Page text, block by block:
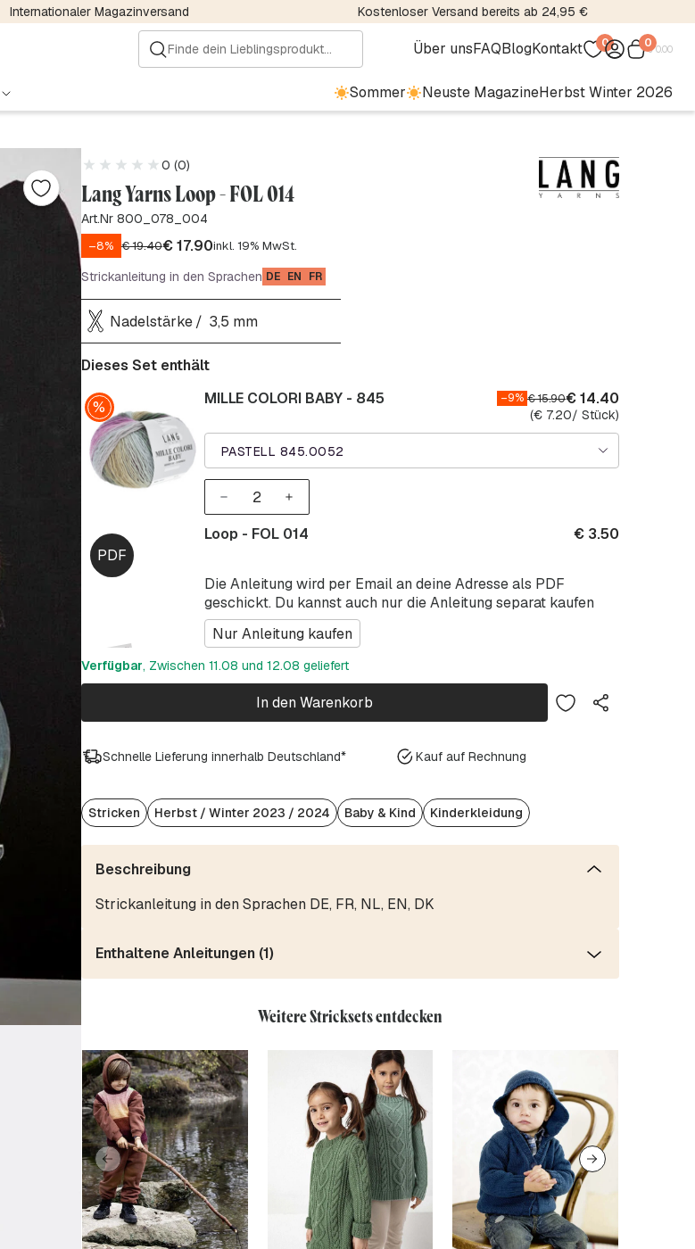
Internationaler Magazinversand Kostenloser Versand bereits ab 24,95 €
Über unsFAQBlogKontakt 0 0€0.00
Sommer Neuste MagazineHerbst Winter 2026
0 (0)
Lang Yarns Loop - FOL 014
Art.Nr 800_078_004
–8% €19.40€17.90inkl. 19% MwSt.
Strickanleitung in den Sprachen DE EN FR
Nadelstärke 3,5 mm
Dieses Set enthält
PASTELL 845.0052
MILLE COLORI BABY - 845 –9% €15.90€14.40
(€7.20/ Stück)
Die Anleitung wird per Email an deine Adresse als PDF
geschickt. Du kannst auch nur die Anleitung separat kaufen
Nur Anleitung kaufen
Loop - FOL 014 €3.50
Verfügbar, Zwischen 11.08 und 12.08 geliefert
In den Warenkorb
Schnelle Lieferung innerhalb Deutschland* Kauf auf Rechnung
Stricken Herbst / Winter 2023 / 2024 Baby & Kind Kinderkleidung
Beschreibung
Strickanleitung in den Sprachen DE, FR, NL, EN, DK
Enthaltene Anleitungen (1)
Weitere Stricksets entdecken